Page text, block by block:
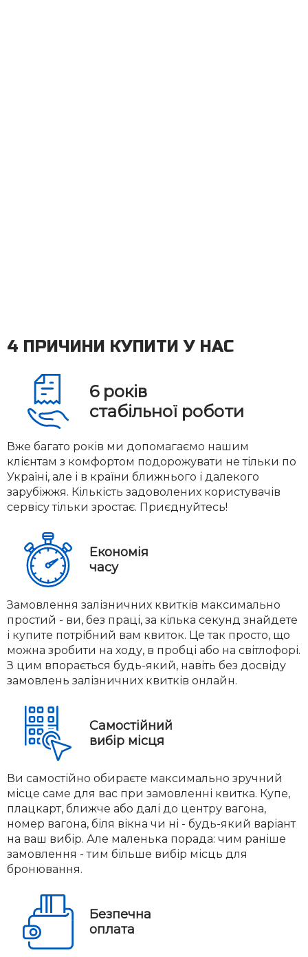
4 ПРИЧИНИ КУПИТИ У НАС
6 років
стабільної роботи
Вже багато років ми допомагаємо нашим
клієнтам з комфортом подорожувати не тільки по
Україні, але і в країни ближнього і далекого
зарубіжжя. Кількість задоволених користувачів
сервісу тільки зростає. Приєднуйтесь!
Економія
часу
Замовлення залізничних квитків максимально
простий - ви, без праці, за кілька секунд знайдете
і купите потрібний вам квиток. Це так просто, що
можна зробити на ходу, в пробці або на світлофорі.
З цим впорається будь-який, навіть без досвіду
замовлень залізничних квитків онлайн.
Самостійний
вибір місця
Ви самостійно обираєте максимально зручний
місце саме для вас при замовленні квитка. Купе,
плацкарт, ближче або далі до центру вагона,
номер вагона, біля вікна чи ні - будь-який варіант
на ваш вибір. Але маленька порада: чим раніше
замовлення - тим більше вибір місць для
бронювання.
Безпечна
оплата